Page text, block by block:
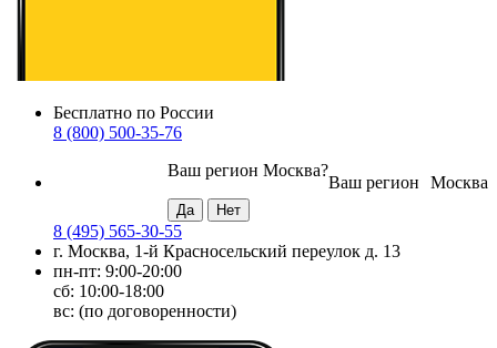
Бесплатно по России
8 (800) 500-35-76
Москва
Ваш регион
Ваш регион Москва?
8 (495) 565-30-55
г. Москва, 1-й Красносельский переулок д. 13
пн-пт: 9:00-20:00
сб: 10:00-18:00
вс: (по договоренности)